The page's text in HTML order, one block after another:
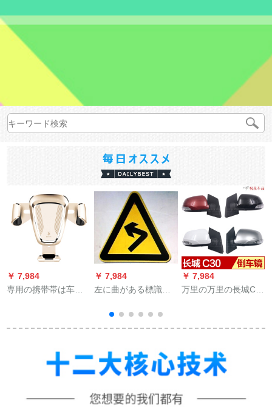
￥ 7,984
専用の携带帯は车载
とで、フォークリッ
ムゲームであるとい
￥ 7,984
左に曲がある標識板
板の標識板
￥ 7,984
万里の万里の長城C
のアセンブラ、バー
が付いています。